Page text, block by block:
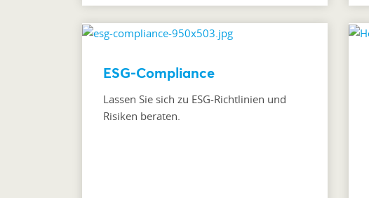
ESG-Compliance
Lassen Sie sich zu ESG-Richtlinien und
Risiken beraten.